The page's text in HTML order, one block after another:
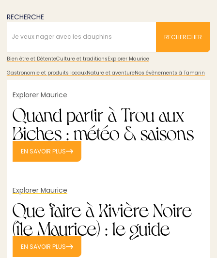
RECHERCHE
Bien être et DétenteCulture et traditionsExplorer Maurice
Gastronomie et produits locauxNature et aventureNos évènements à Tamarin
Explorer Maurice
Quand partir à Trou aux
Biches : météo & saisons
EN SAVOIR PLUS
Explorer Maurice
Que faire à Rivière Noire
(île Maurice) : le guide
EN SAVOIR PLUS